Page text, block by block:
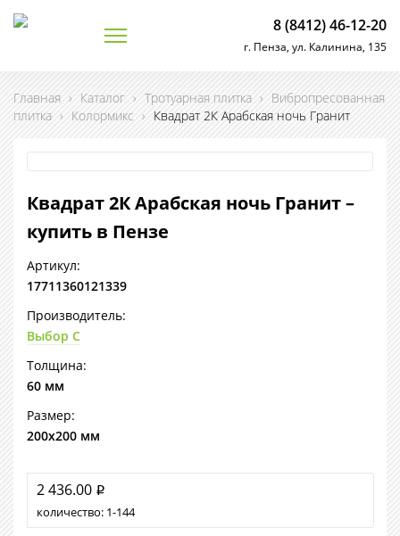
8 (8412) 46-12-20
г. Пенза, ул. Калинина, 135
Главная › Каталог › Тротуарная плитка › Вибропресованная
плитка › Колормикс › Квадрат 2К Арабская ночь Гранит
Квадрат 2К Арабская ночь Гранит –
купить в Пензе
Артикул:
17711360121339
Производитель:
Выбор С
Толщина:
60 мм
Размер:
200х200 мм
2 436.00 i
количество: 1 144